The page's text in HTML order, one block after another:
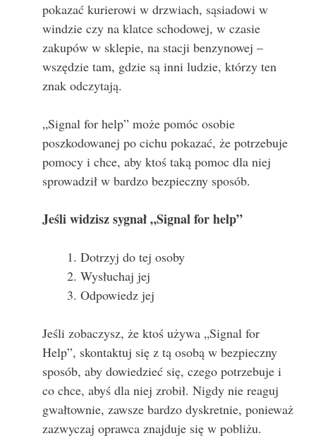
pokazać kurierowi w drzwiach, sąsiadowi w
windzie czy na klatce schodowej, w czasie
zakupów w sklepie, na stacji benzynowej –
wszędzie tam, gdzie są inni ludzie, którzy ten
znak odczytają.
„Signal for help” może pomóc osobie
poszkodowanej po cichu pokazać, że potrzebuje
pomocy i chce, aby ktoś taką pomoc dla niej
sprowadził w bardzo bezpieczny sposób.
Jeśli widzisz sygnał „Signal for help”
Dotrzyj do tej osoby
Wysłuchaj jej
Odpowiedz jej
Jeśli zobaczysz, że ktoś używa „Signal for
Help”, skontaktuj się z tą osobą w bezpieczny
sposób, aby dowiedzieć się, czego potrzebuje i
co chce, abyś dla niej zrobił. Nigdy nie reaguj
gwałtownie, zawsze bardzo dyskretnie, ponieważ
zazwyczaj oprawca znajduje się w pobliżu.